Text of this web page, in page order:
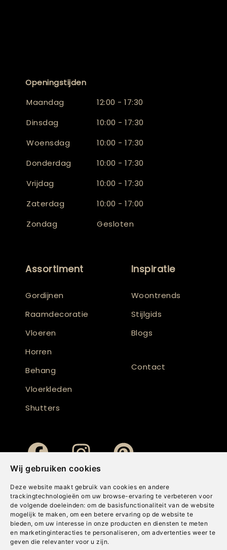
Wij gebruiken cookies
Deze website maakt gebruik van cookies en andere
trackingtechnologieën om uw browse-ervaring te verbeteren voor
de volgende doeleinden: om de basisfunctionaliteit van de website
mogelijk te maken , om een betere ervaring op de website te
bieden, om uw interesse in onze producten en diensten te meten
en marketinginteracties te personaliseren , om advertenties weer te
geven die relevanter voor u zijn.
Openingstijden
Maandag
12:00 - 17:30
Dinsdag
10:00 - 17:30
Woensdag
10:00 - 17:30
Donderdag
10:00 - 17:30
Vrijdag
10:00 - 17:30
Zaterdag
10:00 - 17:00
Zondag
Gesloten
Assortiment
Gordijnen
Raamdecoratie
Vloeren
Horren
Behang
Vloerkleden
Shutters
Inspiratie
Woontrends
Stijlgids
Blogs
Contact